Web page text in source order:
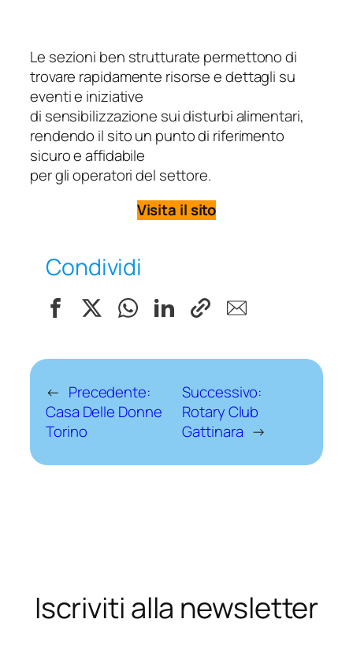
Le sezioni ben strutturate permettono di
trovare rapidamente risorse e dettagli su
eventi e iniziative
di sensibilizzazione sui disturbi alimentari,
rendendo il sito un punto di riferimento
sicuro e affidabile
per gli operatori del settore.
Visita il sito
Condividi
← Precedente:
Casa Delle Donne
Torino
Successivo:
Rotary Club
Gattinara →
Iscriviti alla newsletter